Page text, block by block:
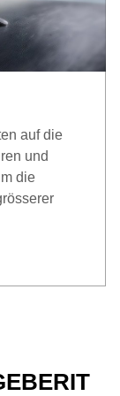
auf die
und
die